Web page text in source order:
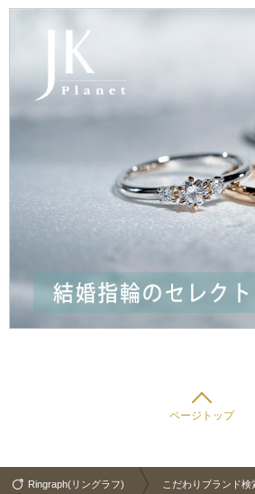
ページトップ
Ringraph(リングラフ) こだわりブランド検